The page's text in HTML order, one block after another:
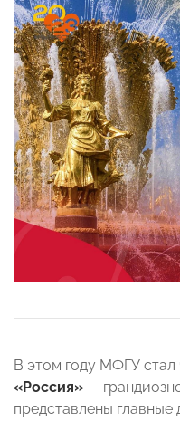
В этом году МФГУ стал
«Россия» —
представлены